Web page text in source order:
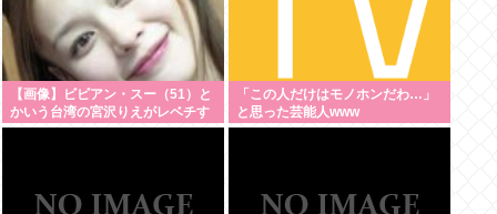
【画像】ビビアン・スー（51）と
かいう台湾の宮沢りえがレベチす
ぎる
「この人だけはモノホンだわ…」
と思った芸能人www